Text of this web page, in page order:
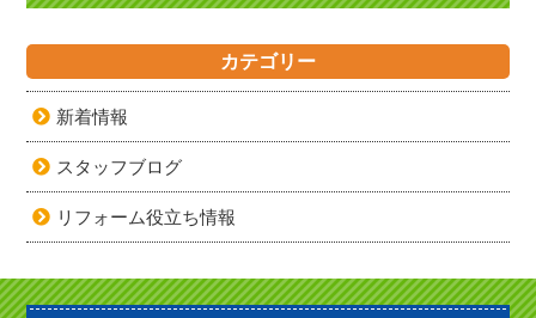
カテゴリー
新着情報
スタッフブログ
リフォーム役立ち情報